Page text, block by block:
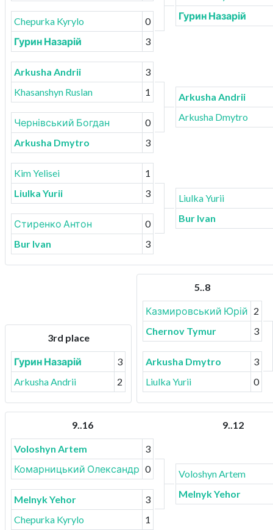
Chepurka Kyrylo
0
Гурин Назарій
3
Arkusha Andrii
3
Khasanshyn Ruslan
1
Чернівський Богдан
0
Arkusha Dmytro
3
Kim Yelisei
1
Liulka Yurii
3
Стиренко Антон
0
Bur Ivan
3
Гурин Назарій
Arkusha Andrii
Arkusha Dmytro
Liulka Yurii
Bur Ivan
3rd place
Гурин Назарій
3
Arkusha Andrii
2
5..8
Казмировський Юрій 2
Chernov Tymur
3
Arkusha Dmytro
3
Liulka Yurii
0
9..16 9..12
Voloshyn Artem
3
Комарницький Олександр 0
Melnyk Yehor
3
Chepurka Kyrylo
1
Voloshyn Artem
Melnyk Yehor